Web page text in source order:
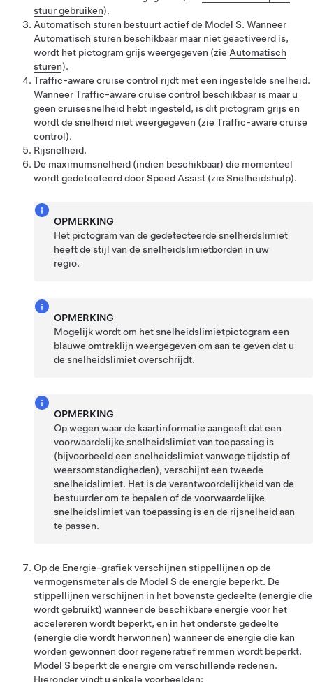
stuur gebruiken).
Automatisch sturen bestuurt actief de Model S. Wanneer
Automatisch sturen beschikbaar maar niet geactiveerd is,
wordt het pictogram grijs weergegeven (zie Automatisch
sturen).
Traffic-aware cruise control rijdt met een ingestelde snelheid.
WanneerTraffic-aware cruise control beschikbaar is maar u
geen cruisesnelheid hebt ingesteld, is dit pictogram grijs en
wordt de snelheid niet weergegeven (zie Traffic-aware cruise
control).
Rijsnelheid.
De maximumsnelheid (indien beschikbaar) die momenteel
wordt gedetecteerd door Speed Assist (zie Snelheidshulp).
OPMERKING
Het pictogram van de gedetecteerde snelheidslimiet
heeft de stijl van de snelheidslimietborden in uw
regio.
OPMERKING
Mogelijk wordt om het snelheidslimietpictogram een
blauwe omtreklijn weergegeven om aan te geven dat u
de snelheidslimiet overschrijdt.
OPMERKING
Op wegen waar de kaartinformatie aangeeft dat een
voorwaardelijke snelheidslimiet van toepassing is
(bijvoorbeeld een snelheidslimiet vanwege tijdstip of
weersomstandigheden), verschijnt een tweede
snelheidslimiet. Het is de verantwoordelijkheid van de
bestuurder om te bepalen of de voorwaardelijke
snelheidslimiet van toepassing is en de rijsnelheid aan
te passen.
Op de Energie-grafiek verschijnen stippellijnen op de
vermogensmeter als de Model S de energie beperkt. De
stippellijnen verschijnen in het bovenste gedeelte (energie die
wordt gebruikt) wanneer de beschikbare energie voor het
accelereren wordt beperkt, en in het onderste gedeelte
(energie die wordt herwonnen) wanneer de energie die kan
worden gewonnen door regeneratief remmen wordt beperkt.
Model S beperkt de energie om verschillende redenen.
Hieronder vindt u enkele voorbeelden: